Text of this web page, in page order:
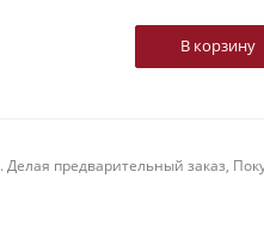
В корзину
предварительный заказ,